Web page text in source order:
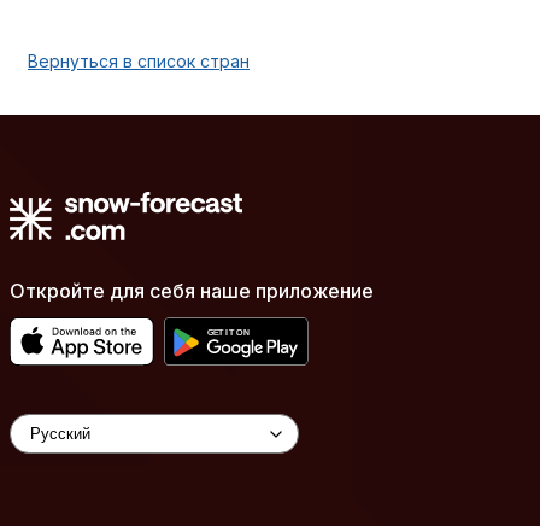
Вернуться в список стран
Откройте для себя наше приложение